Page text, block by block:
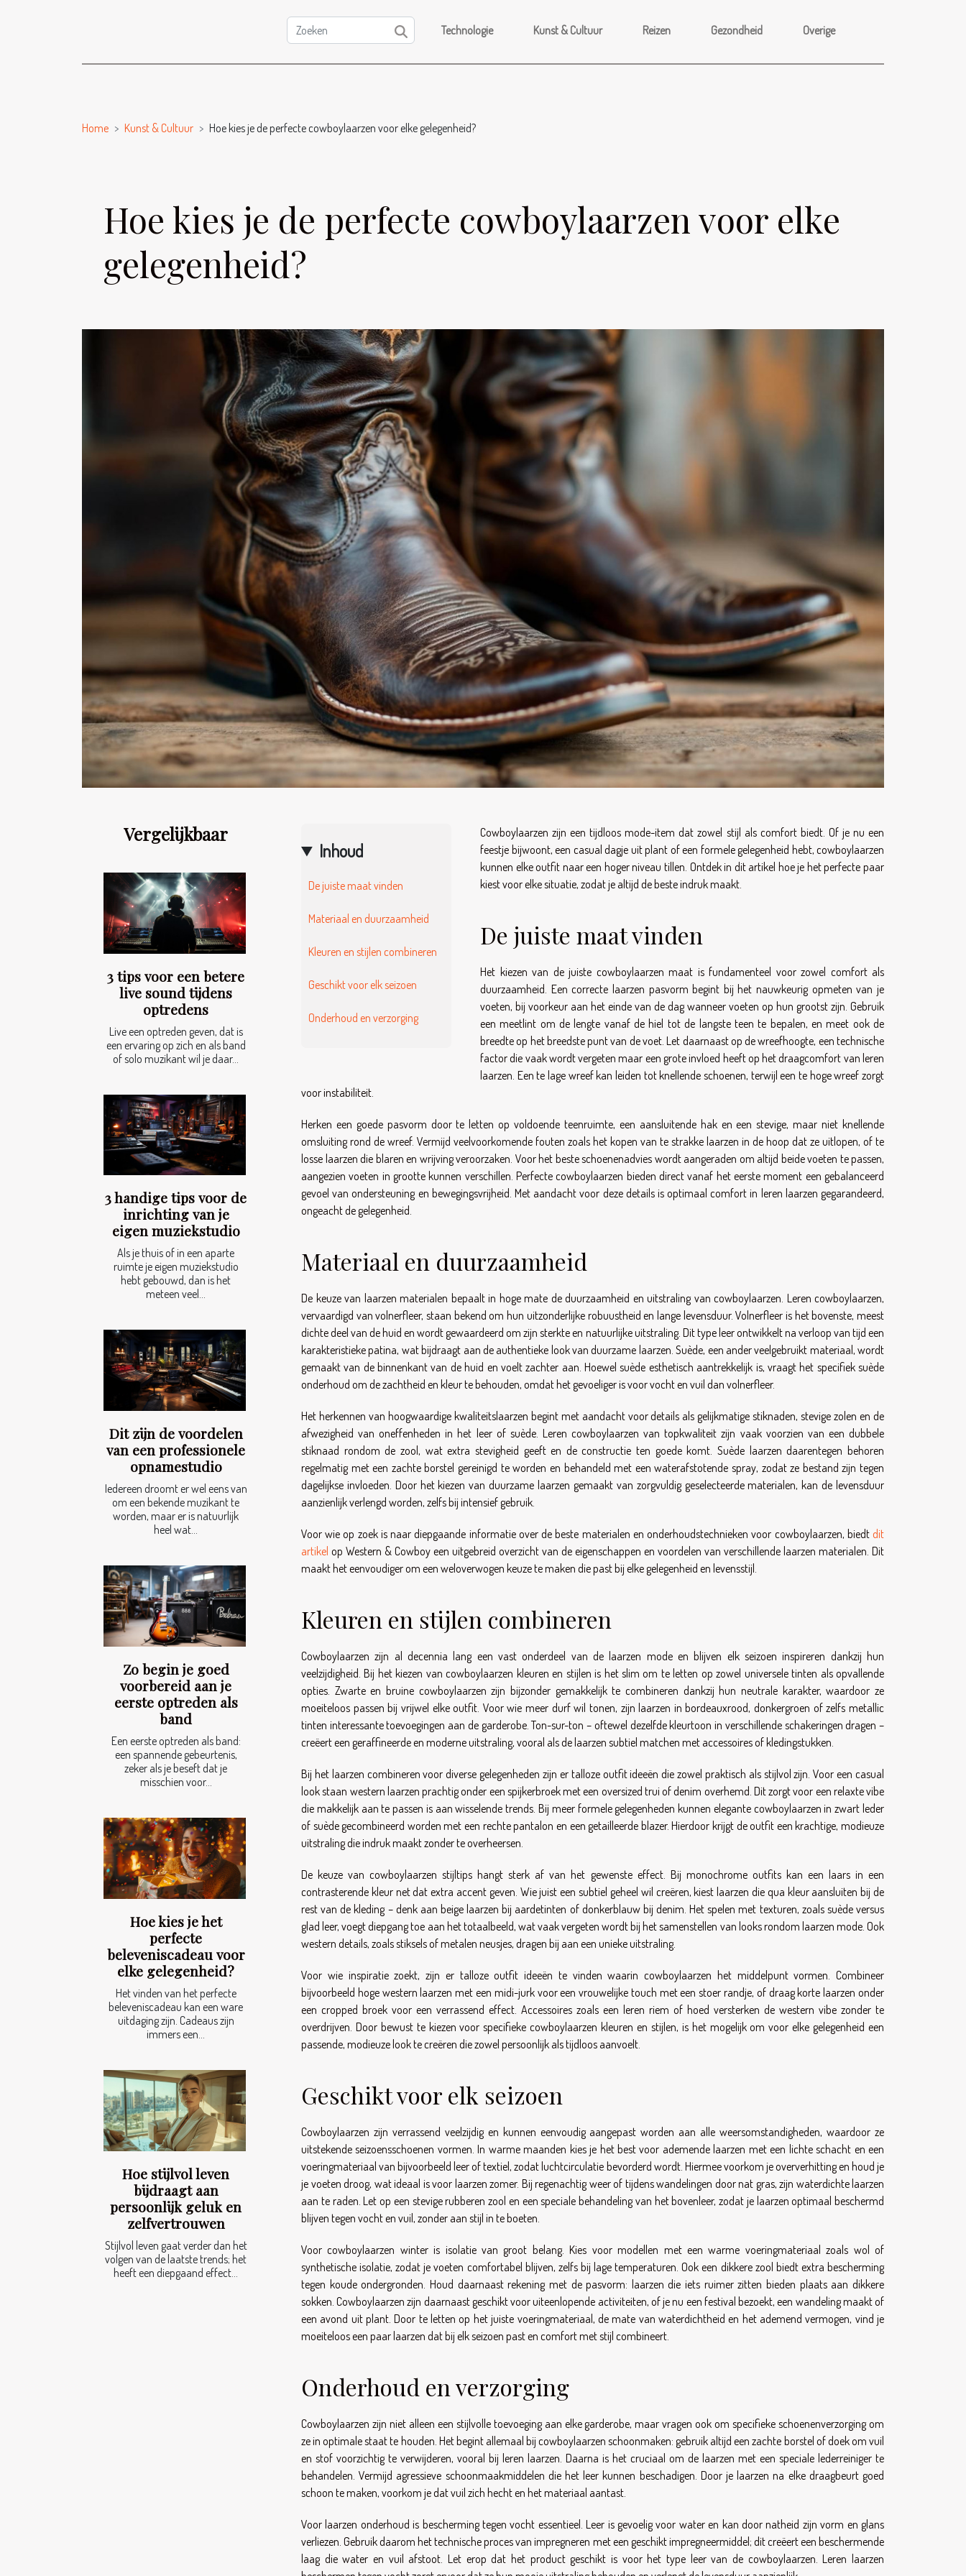
Technologie Kunst & Cultuur Reizen Gezondheid Overige
Home Kunst & Cultuur Hoe kies je de perfecte cowboylaarzen voor elke gelegenheid?
Hoe kies je de perfecte cowboylaarzen voor elke
gelegenheid?
Vergelijkbaar
3 tips voor een betere
live sound tijdens
optredens
Live een optreden geven, dat is
een ervaring op zich en als band
of solo muzikant wil je daar...
3 handige tips voor de
inrichting van je
eigen muziekstudio
Als je thuis of in een aparte
ruimte je eigen muziekstudio
hebt gebouwd, dan is het
meteen veel...
Dit zijn de voordelen
van een professionele
opnamestudio
Iedereen droomt er wel eens van
om een bekende muzikant te
worden, maar er is natuurlijk
heel wat...
Zo begin je goed
voorbereid aan je
eerste optreden als
band
Een eerste optreden als band:
een spannende gebeurtenis,
zeker als je beseft dat je
misschien voor...
Hoe kies je het
perfecte
beleveniscadeau voor
elke gelegenheid?
Het vinden van het perfecte
beleveniscadeau kan een ware
uitdaging zijn. Cadeaus zijn
immers een...
Hoe stijlvol leven
bijdraagt aan
persoonlijk geluk en
zelfvertrouwen
Stijlvol leven gaat verder dan het
volgen van de laatste trends; het
heeft een diepgaand effect...
Inhoud
De juiste maat vinden
Materiaal en duurzaamheid
Kleuren en stijlen combineren
Geschikt voor elk seizoen
Onderhoud en verzorging
Cowboylaarzen zijn een tijdloos mode-item dat zowel stijl als comfort biedt. Of je nu een
feestje bijwoont, een casual dagje uit plant of een formele gelegenheid hebt, cowboylaarzen
kunnen elke outfit naar een hoger niveau tillen. Ontdek in dit artikel hoe je het perfecte paar
kiest voor elke situatie, zodat je altijd de beste indruk maakt.
De juiste maat vinden
Het kiezen van de juiste cowboylaarzen maat is fundamenteel voor zowel comfort als
duurzaamheid. Een correcte laarzen pasvorm begint bij het nauwkeurig opmeten van je
voeten, bij voorkeur aan het einde van de dag wanneer voeten op hun grootst zijn. Gebruik
een meetlint om de lengte vanaf de hiel tot de langste teen te bepalen, en meet ook de
breedte op het breedste punt van de voet. Let daarnaast op de wreefhoogte, een technische
factor die vaak wordt vergeten maar een grote invloed heeft op het draagcomfort van leren
laarzen. Een te lage wreef kan leiden tot knellende schoenen, terwijl een te hoge wreef zorgt
voor instabiliteit.
Herken een goede pasvorm door te letten op voldoende teenruimte, een aansluitende hak en een stevige, maar niet knellende
omsluiting rond de wreef. Vermijd veelvoorkomende fouten zoals het kopen van te strakke laarzen in de hoop dat ze uitlopen, of te
losse laarzen die blaren en wrijving veroorzaken. Voor het beste schoenenadvies wordt aangeraden om altijd beide voeten te passen,
aangezien voeten in grootte kunnen verschillen. Perfecte cowboylaarzen bieden direct vanaf het eerste moment een gebalanceerd
gevoel van ondersteuning en bewegingsvrijheid. Met aandacht voor deze details is optimaal comfort in leren laarzen gegarandeerd,
ongeacht de gelegenheid.
Materiaal en duurzaamheid
De keuze van laarzen materialen bepaalt in hoge mate de duurzaamheid en uitstraling van cowboylaarzen. Leren cowboylaarzen,
vervaardigd van volnerfleer, staan bekend om hun uitzonderlijke robuustheid en lange levensduur. Volnerfleer is het bovenste, meest
dichte deel van de huid en wordt gewaardeerd om zijn sterkte en natuurlijke uitstraling. Dit type leer ontwikkelt na verloop van tijd een
karakteristieke patina, wat bijdraagt aan de authentieke look van duurzame laarzen. Suède, een ander veelgebruikt materiaal, wordt
gemaakt van de binnenkant van de huid en voelt zachter aan. Hoewel suède esthetisch aantrekkelijk is, vraagt het specifiek suède
onderhoud om de zachtheid en kleur te behouden, omdat het gevoeliger is voor vocht en vuil dan volnerfleer.
Het herkennen van hoogwaardige kwaliteitslaarzen begint met aandacht voor details als gelijkmatige stiknaden, stevige zolen en de
afwezigheid van oneffenheden in het leer of suède. Leren cowboylaarzen van topkwaliteit zijn vaak voorzien van een dubbele
stiknaad rondom de zool, wat extra stevigheid geeft en de constructie ten goede komt. Suède laarzen daarentegen behoren
regelmatig met een zachte borstel gereinigd te worden en behandeld met een waterafstotende spray, zodat ze bestand zijn tegen
dagelijkse invloeden. Door het kiezen van duurzame laarzen gemaakt van zorgvuldig geselecteerde materialen, kan de levensduur
aanzienlijk verlengd worden, zelfs bij intensief gebruik.
Voor wie op zoek is naar diepgaande informatie over de beste materialen en onderhoudstechnieken voor cowboylaarzen, biedt dit
artikel op Western & Cowboy een uitgebreid overzicht van de eigenschappen en voordelen van verschillende laarzen materialen. Dit
maakt het eenvoudiger om een weloverwogen keuze te maken die past bij elke gelegenheid en levensstijl.
Kleuren en stijlen combineren
Cowboylaarzen zijn al decennia lang een vast onderdeel van de laarzen mode en blijven elk seizoen inspireren dankzij hun
veelzijdigheid. Bij het kiezen van cowboylaarzen kleuren en stijlen is het slim om te letten op zowel universele tinten als opvallende
opties. Zwarte en bruine cowboylaarzen zijn bijzonder gemakkelijk te combineren dankzij hun neutrale karakter, waardoor ze
moeiteloos passen bij vrijwel elke outfit. Voor wie meer durf wil tonen, zijn laarzen in bordeauxrood, donkergroen of zelfs metallic
tinten interessante toevoegingen aan de garderobe. Ton-sur-ton – oftewel dezelfde kleurtoon in verschillende schakeringen dragen –
creëert een geraffineerde en moderne uitstraling, vooral als de laarzen subtiel matchen met accessoires of kledingstukken.
Bij het laarzen combineren voor diverse gelegenheden zijn er talloze outfit ideeën die zowel praktisch als stijlvol zijn. Voor een casual
look staan western laarzen prachtig onder een spijkerbroek met een oversized trui of denim overhemd. Dit zorgt voor een relaxte vibe
die makkelijk aan te passen is aan wisselende trends. Bij meer formele gelegenheden kunnen elegante cowboylaarzen in zwart leder
of suède gecombineerd worden met een rechte pantalon en een getailleerde blazer. Hierdoor krijgt de outfit een krachtige, modieuze
uitstraling die indruk maakt zonder te overheersen.
De keuze van cowboylaarzen stijltips hangt sterk af van het gewenste effect. Bij monochrome outfits kan een laars in een
contrasterende kleur net dat extra accent geven. Wie juist een subtiel geheel wil creëren, kiest laarzen die qua kleur aansluiten bij de
rest van de kleding – denk aan beige laarzen bij aardetinten of donkerblauw bij denim. Het spelen met texturen, zoals suède versus
glad leer, voegt diepgang toe aan het totaalbeeld, wat vaak vergeten wordt bij het samenstellen van looks rondom laarzen mode. Ook
western details, zoals stiksels of metalen neusjes, dragen bij aan een unieke uitstraling.
Voor wie inspiratie zoekt, zijn er talloze outfit ideeën te vinden waarin cowboylaarzen het middelpunt vormen. Combineer
bijvoorbeeld hoge western laarzen met een midi-jurk voor een vrouwelijke touch met een stoer randje, of draag korte laarzen onder
een cropped broek voor een verrassend effect. Accessoires zoals een leren riem of hoed versterken de western vibe zonder te
overdrijven. Door bewust te kiezen voor specifieke cowboylaarzen kleuren en stijlen, is het mogelijk om voor elke gelegenheid een
passende, modieuze look te creëren die zowel persoonlijk als tijdloos aanvoelt.
Geschikt voor elk seizoen
Cowboylaarzen zijn verrassend veelzijdig en kunnen eenvoudig aangepast worden aan alle weersomstandigheden, waardoor ze
uitstekende seizoensschoenen vormen. In warme maanden kies je het best voor ademende laarzen met een lichte schacht en een
voeringmateriaal van bijvoorbeeld leer of textiel, zodat luchtcirculatie bevorderd wordt. Hiermee voorkom je oververhitting en houd je
je voeten droog, wat ideaal is voor laarzen zomer. Bij regenachtig weer of tijdens wandelingen door nat gras, zijn waterdichte laarzen
aan te raden. Let op een stevige rubberen zool en een speciale behandeling van het bovenleer, zodat je laarzen optimaal beschermd
blijven tegen vocht en vuil, zonder aan stijl in te boeten.
Voor cowboylaarzen winter is isolatie van groot belang. Kies voor modellen met een warme voeringmateriaal zoals wol of
synthetische isolatie, zodat je voeten comfortabel blijven, zelfs bij lage temperaturen. Ook een dikkere zool biedt extra bescherming
tegen koude ondergronden. Houd daarnaast rekening met de pasvorm: laarzen die iets ruimer zitten bieden plaats aan dikkere
sokken. Cowboylaarzen zijn daarnaast geschikt voor uiteenlopende activiteiten, of je nu een festival bezoekt, een wandeling maakt of
een avond uit plant. Door te letten op het juiste voeringmateriaal, de mate van waterdichtheid en het ademend vermogen, vind je
moeiteloos een paar laarzen dat bij elk seizoen past en comfort met stijl combineert.
Onderhoud en verzorging
Cowboylaarzen zijn niet alleen een stijlvolle toevoeging aan elke garderobe, maar vragen ook om specifieke schoenenverzorging om
ze in optimale staat te houden. Het begint allemaal bij cowboylaarzen schoonmaken: gebruik altijd een zachte borstel of doek om vuil
en stof voorzichtig te verwijderen, vooral bij leren laarzen. Daarna is het cruciaal om de laarzen met een speciale lederreiniger te
behandelen. Vermijd agressieve schoonmaakmiddelen die het leer kunnen beschadigen. Door je laarzen na elke draagbeurt goed
schoon te maken, voorkom je dat vuil zich hecht en het materiaal aantast.
Voor laarzen onderhoud is bescherming tegen vocht essentieel. Leer is gevoelig voor water en kan door natheid zijn vorm en glans
verliezen. Gebruik daarom het technische proces van impregneren met een geschikt impregneermiddel; dit creëert een beschermende
laag die water en vuil afstoot. Let erop dat het product geschikt is voor het type leer van de cowboylaarzen. Leren laarzen